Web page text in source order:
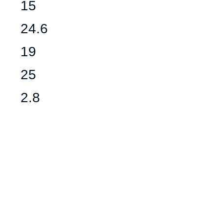
15
24.6
19
25
2.8